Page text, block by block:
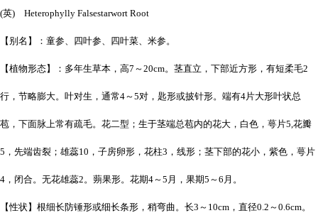
(英) Heterophylly Falsestarwort Root
【别名】：童参、四叶参、四叶菜、米参。
【植物形态】：多年生草本，高7～20cm。茎直立，下部近方形，有短柔毛2
行，节略膨大。叶对生，通常4～5对，匙形或披针形。端有4片大形叶状总
苞，下面脉上常有疏毛。花二型；生于茎端总苞内的花大，白色，萼片5,花瓣
5，先端齿裂；雄蕊10，子房卵形，花柱3，线形；茎下部的花小，紫色，萼片
4，闭合。无花雄蕊2。蒴果形。花期4～5月，果期5～6月。
【性状】根细长防锤形或细长条形，稍弯曲。长3～10cm，直径0.2～0.6cm。